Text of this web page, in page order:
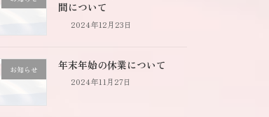
間について
2024年12月23日
お知らせ 年末年始の休業について
2024年11月27日